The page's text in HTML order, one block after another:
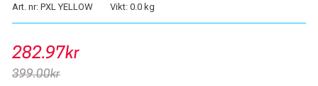
Art. nr: PXL YELLOW Vikt: 0.0 kg
282.97kr
399.00kr